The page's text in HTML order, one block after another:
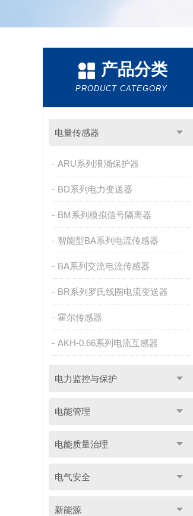
产品分类
PRODUCT CATEGORY
电量传感器
ARU系列浪涌保护器
BD系列电力变送器
BM系列模拟信号隔离器
智能型BA系列电流传感器
BA系列交流电流传感器
BR系列罗氏线圈电流变送器
霍尔传感器
AKH-0.66系列电流互感器
电力监控与保护
电能管理
电能质量治理
电气安全
新能源